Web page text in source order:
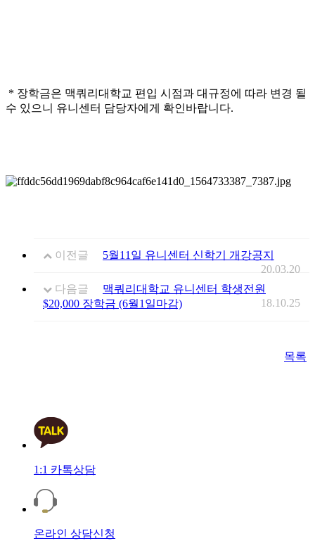
* 장학금은 맥쿼리대학교 편입 시점과 대규정에 따라 변경 될
수 있으니 유니센터 담당자에게 확인바랍니다.
이전글
5월11일 유니센터 신학기 개강공지
20.03.20
다음글
맥쿼리대학교 유니센터 학생전원
$20,000 장학금 (6월1일마감)
18.10.25
목록
1:1 카톡상담
온라인 상담신청